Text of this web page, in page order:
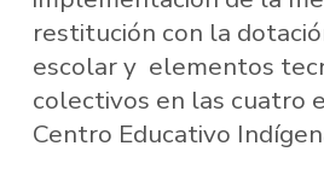
restitución con la
escolar y elementos
colectivos en las cuatro
Centro Educativo